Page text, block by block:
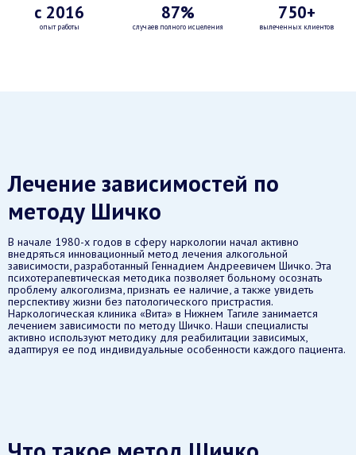
с 2016
опыт работы
87%
случаев полного исцеления
750+
вылеченных клиентов
Лечение зависимостей по
методу Шичко
В начале 1980-х годов в сферу наркологии начал активно
внедряться инновационный метод лечения алкогольной
зависимости, разработанный Геннадием Андреевичем Шичко. Эта
психотерапевтическая методика позволяет больному осознать
проблему алкоголизма, признать ее наличие, а также увидеть
перспективу жизни без патологического пристрастия.
Наркологическая клиника «Вита» в Нижнем Тагиле занимается
лечением зависимости по методу Шичко. Наши специалисты
активно используют методику для реабилитации зависимых,
адаптируя ее под индивидуальные особенности каждого пациента.